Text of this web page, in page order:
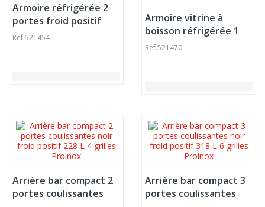
Armoire réfrigérée 2
portes froid positif
1400 L 3 grilles Proinox
Ref.521454
Armoire vitrine à
boisson réfrigérée 1
porte blanc froid
Ref.521470
Arrière bar compact 2
portes coulissantes
Arrière bar compact 3
portes coulissantes